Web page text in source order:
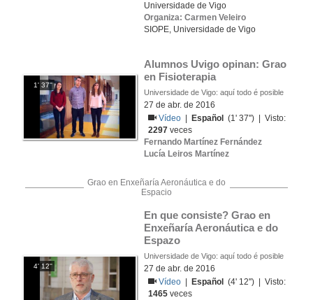
Universidade de Vigo
Organiza: Carmen Veleiro
SIOPE, Universidade de Vigo
1' 37''
Alumnos Uvigo opinan: Grao
en Fisioterapia
Universidade de Vigo: aquí todo é posible
27 de abr. de 2016
Vídeo
Español
(1' 37'') | Visto:
2297 veces
Fernando Martínez Fernández
Lucía Leiros Martínez
Grao en Enxeñaría Aeronáutica e do
Espacio
4' 12''
En que consiste? Grao en
Enxeñaría Aeronáutica e do
Espazo
Universidade de Vigo: aquí todo é posible
27 de abr. de 2016
Vídeo
Español
(4' 12'') | Visto:
1465 veces